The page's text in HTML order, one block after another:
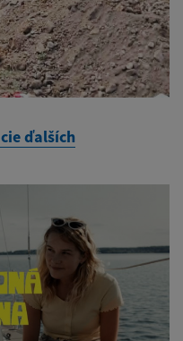
ďalších